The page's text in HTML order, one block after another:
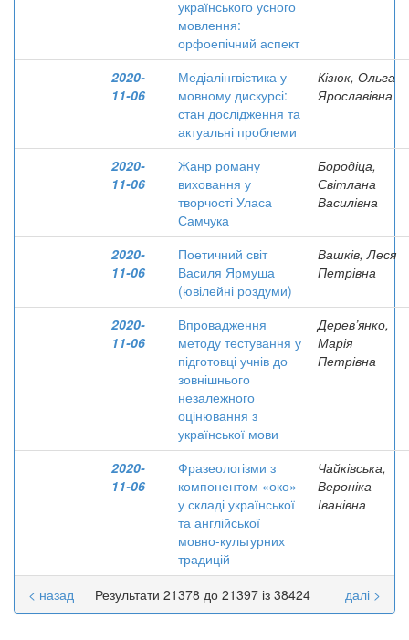
українського усного
мовлення:
орфоепічний аспект
2020-
11-06
Медіалінгвістика у
мовному дискурсі:
стан дослідження та
актуальні проблеми
Кізюк, Ольга
Ярославівна
2020-
11-06
Жанр роману
виховання у
творчості Уласа
Самчука
Бородіца,
Світлана
Василівна
2020-
11-06
Поетичний світ
Василя Ярмуша
(ювілейні роздуми)
Вашків, Леся
Петрівна
2020-
11-06
Впровадження
методу тестування у
підготовці учнів до
зовнішнього
незалежного
оцінювання з
української мови
Дерев’янко,
Марія
Петрівна
2020-
11-06
Фразеологізми з
компонентом «око»
у складі української
та англійської
мовно-культурних
традицій
Чайківська,
Вероніка
Іванівна
Результати 21378 до 21397 із 38424
< назад далі >